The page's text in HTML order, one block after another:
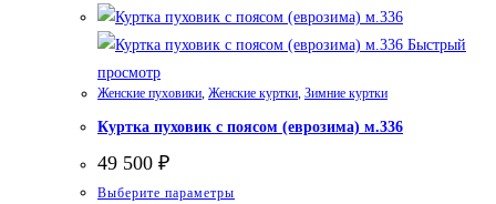
Быстрый
просмотр
Женские пуховики, Женские куртки, Зимние куртки
Куртка пуховик с поясом (еврозима) м.336
49 500 ₽
Выберите параметры